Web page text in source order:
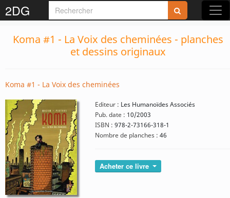
2DG
Koma #1 - La Voix des cheminées - planches
et dessins originaux
Koma #1 - La Voix des cheminées
Editeur : Les Humanoïdes Associés
Pub. date : 10/2003
ISBN : 978-2-73166-318-1
Nombre de planches : 46
Acheter ce livre